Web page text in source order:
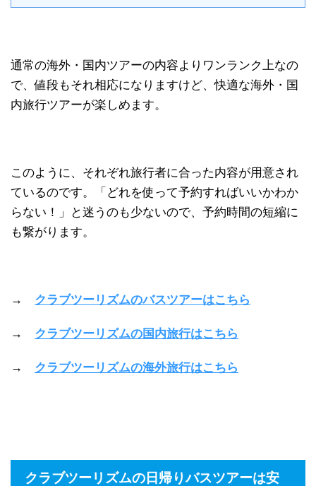
通常の海外・国内ツアーの内容よりワンランク上なの
で、値段もそれ相応になりますけど、快適な海外・国
内旅行ツアーが楽しめます。
このように、それぞれ旅行者に合った内容が用意され
ているのです。「どれを使って予約すればいいかわか
らない！」と迷うのも少ないので、予約時間の短縮に
も繋がります。
→ クラブツーリズムのバスツアーはこちら
→ クラブツーリズムの国内旅行はこちら
→ クラブツーリズムの海外旅行はこちら
クラブツーリズムの日帰りバスツアーは安